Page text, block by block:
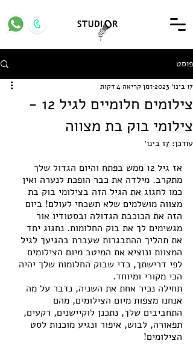
פוסט
צילומים חלומיים לגיל 12 -
צילומי בוק בת מצווה
17 בינו׳ 2023 זמן קריאה 4 דקות
עודכן: 17 בינו׳
אז גיל 12 ממש בפתח והיום הגדול שלך
מתקרב. מילדה את כבר הופכת לנערה ואין
כמו לחגוג את הגיל הזה בצילומי בוק בת
מצווה מושלמים שלא תשכחי לעולם! ביום
הזה את הכוכבת הגדולה ובסטודיו אור
מגשימים לך את בוק החלומות. נחגוג יחד
את תהליך ההתבגרות שעברת בהגיעך לגיל
המצוות ונוציא את המיטב מיום הצילומים
לפי דרישתך, כדי שבוק החלומות שלך יהיה
הכי מקורי ומיוחד.
תחילה נכיר אחת את השניה, נדבר על מה
אנחנו מצפות מיום הצילומים, מהם
התחביבים שלך, נתכנן לוקיישנים, רקעים,
תפאורה, לבוש, איפור ונגיע מוכנות לסט
הצילומים!